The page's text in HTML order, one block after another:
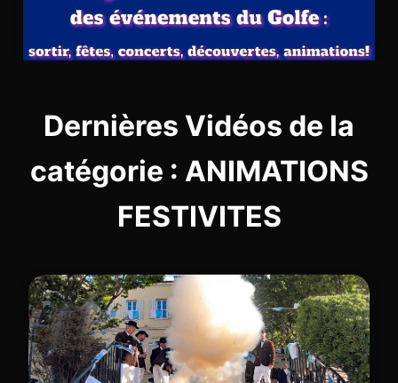
Dernières Vidéos de la
catégorie : ANIMATIONS
FESTIVITES